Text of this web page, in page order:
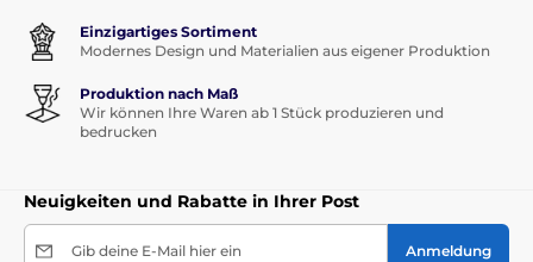
Einzigartiges Sortiment
Modernes Design und Materialien aus eigener Produktion
Produktion nach Maß
Wir können Ihre Waren ab 1 Stück produzieren und
bedrucken
Neuigkeiten und Rabatte in Ihrer Post
Gib deine E-Mail hier ein Anmeldung